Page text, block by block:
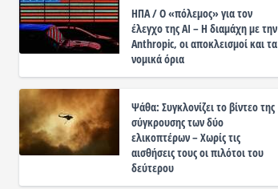
ΗΠΑ / Ο «πόλεμος» για τον
έλεγχο της ΑΙ – Η διαμάχη με την
Anthropic, οι αποκλεισμοί και τα
νομικά όρια
Ψάθα: Συγκλονίζει το βίντεο της
σύγκρουσης των δύο
ελικοπτέρων – Χωρίς τις
αισθήσεις τους οι πιλότοι του
δεύτερου